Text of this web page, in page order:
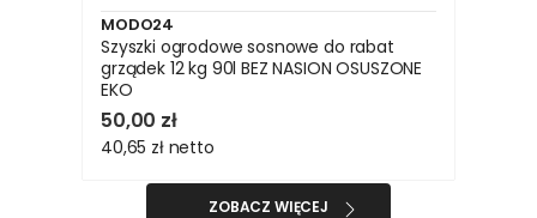
MODO24
Szyszki ogrodowe sosnowe do rabat
grządek 12 kg 90l BEZ NASION OSUSZONE
EKO
50,00 zł
40,65 zł netto
ZOBACZ WIĘCEJ